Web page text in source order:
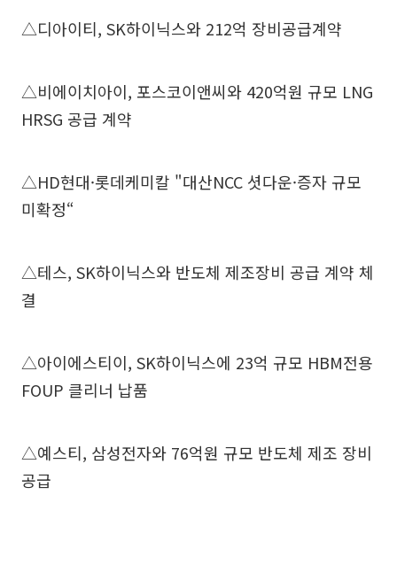
△디아이티, SK하이닉스와 212억 장비공급계약
△비에이치아이, 포스코이앤씨와 420억원 규모 LNG
HRSG 공급 계약
△HD현대·롯데케미칼 "대산NCC 셧다운·증자 규모
미확정“
△테스, SK하이닉스와 반도체 제조장비 공급 계약 체
결
△아이에스티이, SK하이닉스에 23억 규모 HBM전용
FOUP 클리너 납품
△예스티, 삼성전자와 76억원 규모 반도체 제조 장비
공급